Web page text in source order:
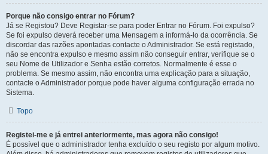
Porque não consigo entrar no Fórum?
Já se Registou? Deve Registar-se para poder Entrar no Fórum. Foi expulso?
Se foi expulso deverá receber uma Mensagem a informá-lo da ocorrência. Se
discordar das razões apontadas contacte o Administrador. Se está registado,
não se encontra expulso e mesmo assim não conseguir entrar, verifique se o
seu Nome de Utilizador e Senha estão corretos. Normalmente é esse o
problema. Se mesmo assim, não encontra uma explicação para a situação,
contacte o Administrador porque pode haver alguma configuração errada no
Sistema.
Topo
Registei-me e já entrei anteriormente, mas agora não consigo!
É possível que o administrador tenha excluído o seu registo por algum motivo.